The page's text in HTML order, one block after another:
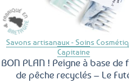
Savons artisanaux - Soins
Capitaine
BON PLAN ! Peigne à base de
de pêche recyclés – Le